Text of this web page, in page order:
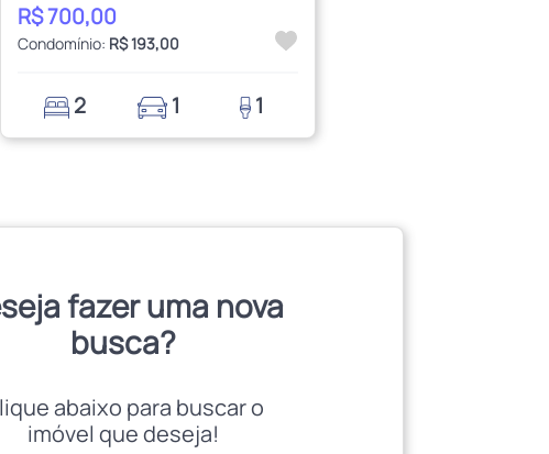
R$ 700,00
Condomínio: R$ 193,00
2 1 1
fazer uma nova
busca?
abaixo para buscar o
imóvel que deseja!